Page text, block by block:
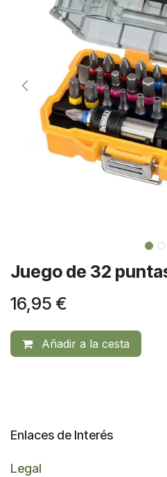
Juego de 32
16,95 €
Añadir a la cesta
Enlaces de Interés
Legal